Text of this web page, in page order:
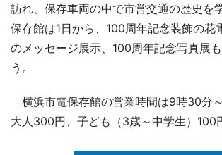
訪れ、保存車両の中で市営交通の歴史を
保存館は1日から、100周年記念装飾の花
のメッセージ展示、100周年記念写真展
う。
横浜市電保存館の営業時間は9時30分
大人300円、子ども（3歳～中学生）100